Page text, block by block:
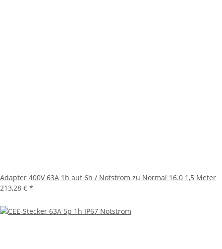
Adapter 400V 63A 1h auf 6h / Notstrom zu Normal 16.0 1,5 Meter
213,28 € *